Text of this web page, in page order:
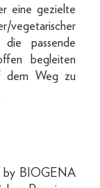
eine gezielte
passende
begleiten
dem Weg zu
by BIOGENA